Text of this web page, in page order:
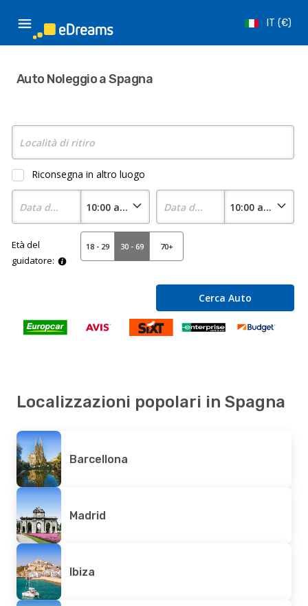
IT €
Auto Noleggio a Spagna
Localizzazioni popolari in Spagna
Barcellona
Madrid
Ibiza